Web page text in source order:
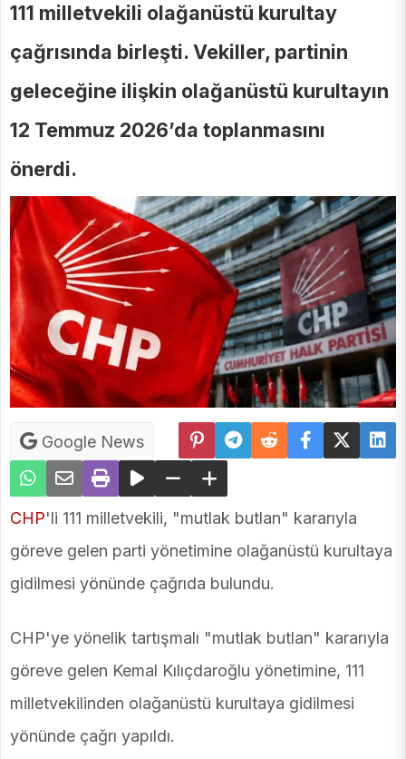
111 milletvekili olağanüstü kurultay
çağrısında birleşti. Vekiller, partinin
geleceğine ilişkin olağanüstü kurultayın
12 Temmuz 2026’da toplanmasını
önerdi.
Google News
CHP'li 111 milletvekili, "mutlak butlan" kararıyla
göreve gelen parti yönetimine olağanüstü kurultaya
gidilmesi yönünde çağrıda bulundu.
CHP'ye yönelik tartışmalı "mutlak butlan" kararıyla
göreve gelen Kemal Kılıçdaroğlu yönetimine, 111
milletvekilinden olağanüstü kurultaya gidilmesi
yönünde çağrı yapıldı.